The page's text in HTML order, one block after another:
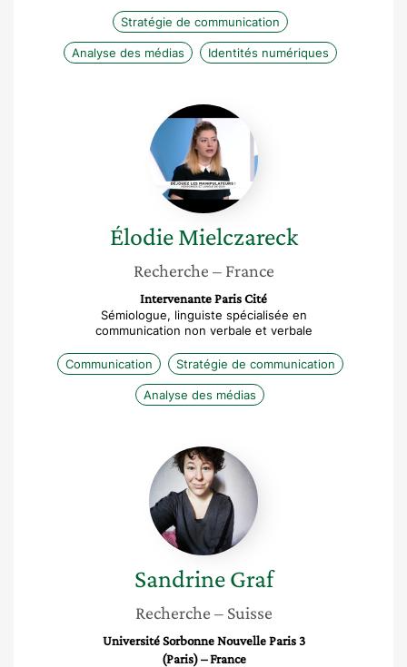
Stratégie de communication
Analyse des médias Identités numériques
Élodie
Mielczareck
Élodie Mielczareck
Recherche – France
Intervenante Paris Cité
Sémiologue, linguiste spécialisée en
communication non verbale et verbale
Communication Stratégie de communication
Analyse des médias
Sandrine
Graf
Sandrine Graf
Recherche – Suisse
Université Sorbonne Nouvelle Paris 3
(Paris) – France